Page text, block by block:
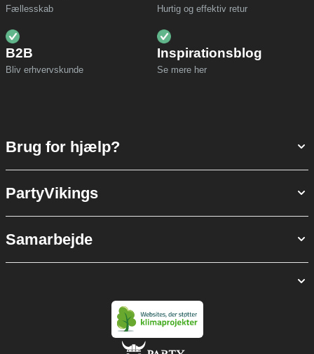
Fællesskab Hurtig og effektiv retur
B2B
Bliv erhvervskunde
Inspirationsblog
Se mere her
Brug for hjælp?
PartyVikings
Samarbejde